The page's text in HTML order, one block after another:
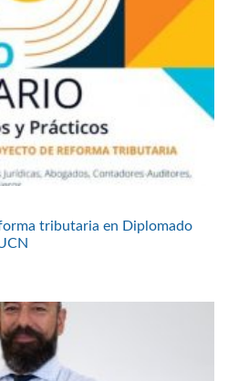
tributaria en Diplomado